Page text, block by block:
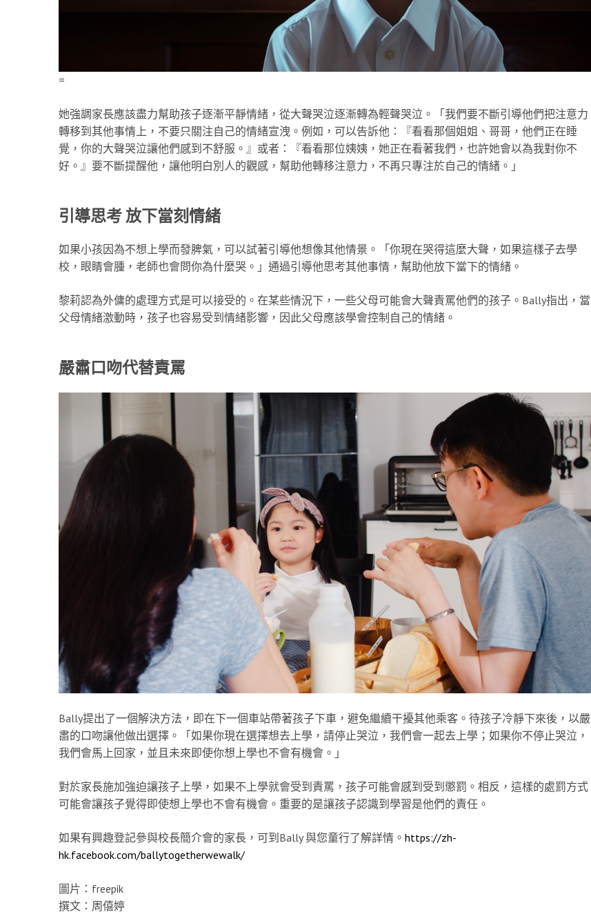
=
她強調家長應該盡力幫助孩子逐漸平靜情緒，從大聲哭泣逐漸轉為輕聲哭泣。「我們要不斷引導他們把注意力
轉移到其他事情上，不要只關注自己的情緒宣洩。例如，可以告訴他：『看看那個姐姐、哥哥，他們正在睡
覺，你的大聲哭泣讓他們感到不舒服。』或者：『看看那位姨姨，她正在看著我們，也許她會以為我對你不
好。』要不斷提醒他，讓他明白別人的觀感，幫助他轉移注意力，不再只專注於自己的情緒。」
引導思考 放下當刻情緒
如果小孩因為不想上學而發脾氣，可以試著引導他想像其他情景。「你現在哭得這麼大聲，如果這樣子去學
校，眼睛會腫，老師也會問你為什麼哭。」通過引導他思考其他事情，幫助他放下當下的情緒。
黎莉認為外傭的處理方式是可以接受的。在某些情況下，一些父母可能會大聲責罵他們的孩子。Bally指出，當
父母情緒激動時，孩子也容易受到情緒影響，因此父母應該學會控制自己的情緒。
嚴肅口吻代替責罵
Bally提出了一個解決方法，即在下一個車站帶著孩子下車，避免繼續干擾其他乘客。待孩子冷靜下來後，以嚴
肅的口吻讓他做出選擇。「如果你現在選擇想去上學，請停止哭泣，我們會一起去上學；如果你不停止哭泣，
我們會馬上回家，並且未來即使你想上學也不會有機會。」
對於家長施加強迫讓孩子上學，如果不上學就會受到責罵，孩子可能會感到受到懲罰。相反，這樣的處罰方式
可能會讓孩子覺得即使想上學也不會有機會。重要的是讓孩子認識到學習是他們的責任。
如果有興趣登記參與校長簡介會的家長，可到Bally 與您童行了解詳情。 https://zh-
hk.facebook.com/ballytogetherwewalk/
圖片：freepik
撰文：周僖婷